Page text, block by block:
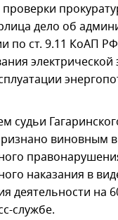
дело об
по ст. 9.11 КоАП
электрической
судьи
виновным
наказания в
деятельности на
службе.